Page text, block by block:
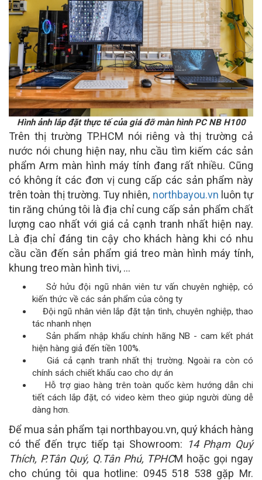
Hình ảnh lắp đặt thực tế của giá đỡ màn hình PC NB H100
Trên thị trường TP.HCM nói riêng và thị trường cả
nước nói chung hiện nay, nhu cầu tìm kiếm các sản
phẩm Arm màn hình máy tính đang rất nhiều. Cũng
có không ít các đơn vị cung cấp các sản phẩm này
trên toàn thị trường. Tuy nhiên, northbayou.vn luôn tự
tin răng chúng tôi là địa chỉ cung cấp sản phẩm chất
lượng cao nhất với giá cả cạnh tranh nhất hiện nay.
Là địa chỉ đáng tin cậy cho khách hàng khi có nhu
cầu cần đến sản phẩm giá treo màn hình máy tính,
khung treo màn hình tivi, ...
Sở hửu đội ngũ nhân viên tư vấn chuyên nghiệp, có
kiến thức về các sản phẩm của công ty
Đội ngũ nhân viên lắp đặt tận tình, chuyên nghiệp, thao
tác nhanh nhẹn
Sản phẩm nhập khẩu chính hãng NB - cam kết phát
hiện hàng giả đến tiền 100%.
Giá cả cạnh tranh nhất thị trường. Ngoài ra còn có
chính sách chiết khấu cao cho dự án
Hỗ trợ giao hàng trên toàn quốc kèm hướng dẫn chi
tiết cách lắp đặt, có video kèm theo giúp người dùng dễ
dàng hơn.
Để mua sản phẩm tại northbayou.vn, quý khách hàng
có thể đến trực tiếp tại Showroom:
14 Phạm Quý
Thích, P.Tân Quý, Q.Tân Phú, TPHCM hoặc gọi ngay
cho chúng tôi qua hotline: 0945 518 538 gặp Mr.